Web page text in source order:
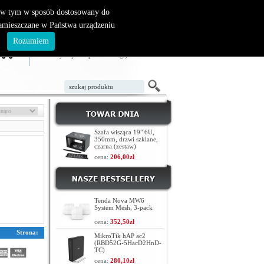
TWÓJ KOSZYK
W koszyku jest 0 produktów(y)
ZAŁÓŻ KONTO LOGOWANIE
Strona:
Szafa wisząca 19" 6U,
350mm, drzwi szklane,
czarna (zestaw)
cena: 206,00zł
Tenda Nova MW6
System Mesh, 3-pack
cena: 352,50zł
MikroTik hAP ac2
(RBD52G-5HacD2HnD-
TC)
cena: 280,10zł
tym w sposób dostosowany do
w Państwa urządzeniu
Rozumiem